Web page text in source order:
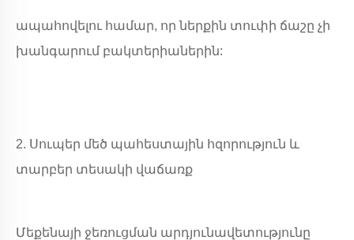
ապահովելու համար, որ ներքին տուփի ճաշը չի
խանգարում բակտերիաներին:
2. Սուպեր մեծ պահեստային հզորություն և
տարբեր տեսակի վաճառք
Մեքենայի ջեռուցման արդյունավետությունը